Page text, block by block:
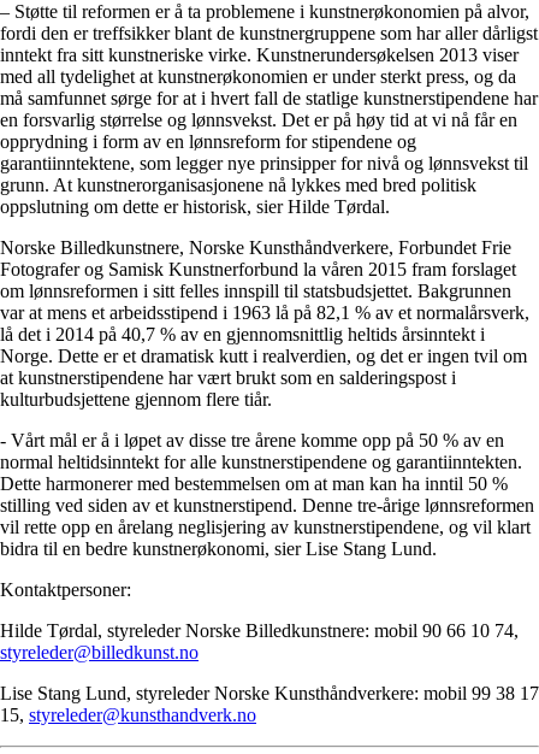
– Støtte til reformen er å ta problemene i kunstnerøkonomien på alvor,
fordi den er treffsikker blant de kunstnergruppene som har aller dårligst
inntekt fra sitt kunstneriske virke. Kunstnerundersøkelsen 2013 viser
med all tydelighet at kunstnerøkonomien er under sterkt press, og da
må samfunnet sørge for at i hvert fall de statlige kunstnerstipendene har
en forsvarlig størrelse og lønnsvekst. Det er på høy tid at vi nå får en
opprydning i form av en lønnsreform for stipendene og
garantiinntektene, som legger nye prinsipper for nivå og lønnsvekst til
grunn. At kunstnerorganisasjonene nå lykkes med bred politisk
oppslutning om dette er historisk, sier Hilde Tørdal.
Norske Billedkunstnere, Norske Kunsthåndverkere, Forbundet Frie
Fotografer og Samisk Kunstnerforbund la våren 2015 fram forslaget
om lønnsreformen i sitt felles innspill til statsbudsjettet. Bakgrunnen
var at mens et arbeidsstipend i 1963 lå på 82,1 % av et normalårsverk,
lå det i 2014 på 40,7 % av en gjennomsnittlig heltids årsinntekt i
Norge. Dette er et dramatisk kutt i realverdien, og det er ingen tvil om
at kunstnerstipendene har vært brukt som en salderingspost i
kulturbudsjettene gjennom flere tiår.
- Vårt mål er å i løpet av disse tre årene komme opp på 50 % av en
normal heltidsinntekt for alle kunstnerstipendene og garantiinntekten.
Dette harmonerer med bestemmelsen om at man kan ha inntil 50 %
stilling ved siden av et kunstnerstipend. Denne tre-årige lønnsreformen
vil rette opp en årelang neglisjering av kunstnerstipendene, og vil klart
bidra til en bedre kunstnerøkonomi, sier Lise Stang Lund.
Kontaktpersoner:
Hilde Tørdal, styreleder Norske Billedkunstnere: mobil 90 66 10 74,
styreleder@billedkunst.no
Lise Stang Lund, styreleder Norske Kunsthåndverkere: mobil 99 38 17
15, styreleder@kunsthandverk.no